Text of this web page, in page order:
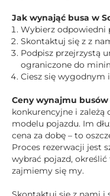
Jak wynająć busa w
Wybierz odpowiedni
Skontaktuj się z z
Podpisz przejrzystą
ograniczone do
Ciesz się wygodnym
Ceny wynajmu busów
konkurencyjne i zależą
modelu pojazdu. Im
cena za dobę – to
Proces rezerwacji jest
wybrać pojazd,
zajmiemy się my.